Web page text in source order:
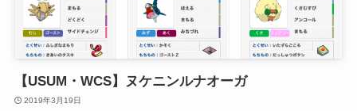
【USUM・WCS】ヌケニンルナオーガ
2019年3月19日